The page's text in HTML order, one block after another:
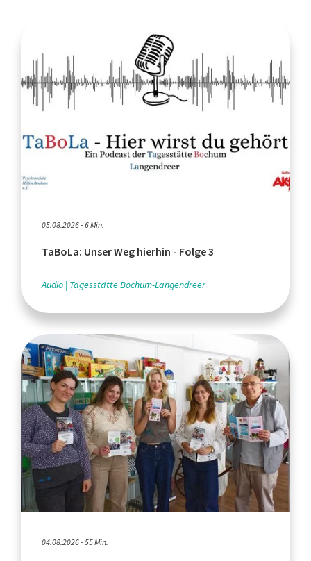
05.08.2026 - 6 Min.
TaBoLa: Unser Weg hierhin - Folge 3
Audio Tagesstätte Bochum-Langendreer
04.08.2026 - 55 Min.